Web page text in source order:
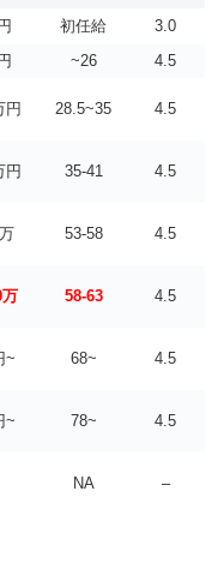
初任給
3.0
~26 4.5
円 28.5~35 4.5
円 35-41 4.5
53-58 4.5
万 58-63 4.5
~ 68~ 4.5
~ 78~ 4.5
NA –